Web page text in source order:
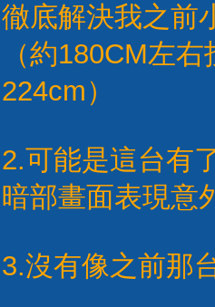
徹底解決我之前
（約180CM左
224cm）
2.可能是這台有
暗部畫面表現意
3.沒有像之前那